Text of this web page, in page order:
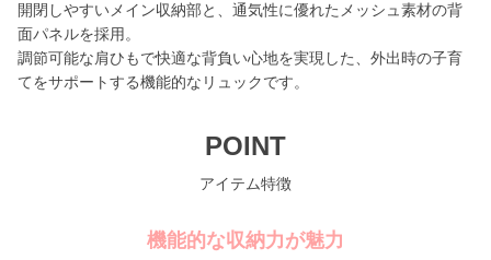
開閉しやすいメイン収納部と、通気性に優れたメッシュ素材の背
面パネルを採用。
調節可能な肩ひもで快適な背負い心地を実現した、外出時の子育
てをサポートする機能的なリュックです。
POINT
アイテム特徴
機能的な収納力が魅力